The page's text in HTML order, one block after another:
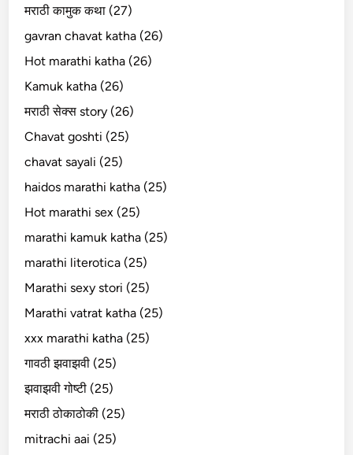
मराठी कामुक कथा (27)
gavran chavat katha (26)
Hot marathi katha (26)
Kamuk katha (26)
मराठी सेक्स story (26)
Chavat goshti (25)
chavat sayali (25)
haidos marathi katha (25)
Hot marathi sex (25)
marathi kamuk katha (25)
marathi literotica (25)
Marathi sexy stori (25)
Marathi vatrat katha (25)
xxx marathi katha (25)
गावठी झवाझवी (25)
झवाझवी गोष्टी (25)
मराठी ठोकाठोकी (25)
mitrachi aai (25)